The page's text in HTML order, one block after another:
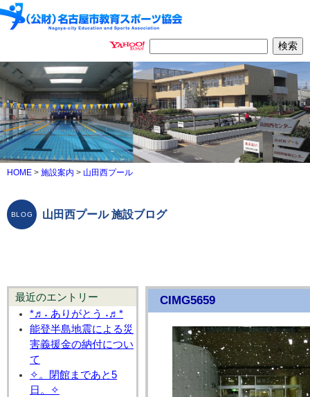
HOME > 施設案内 > 山田西プール
山田西プール 施設ブログ
最近のエントリー
*♬˖ ありがとう ˖♬*
能登半島地震による災
害義援金の納付につい
て
✧。閉館まであと5
日。✧
CIMG5659